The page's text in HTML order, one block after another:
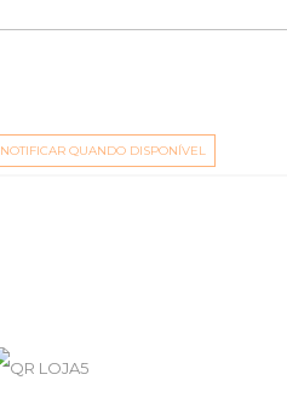
NOTIFICAR QUANDO DISPONÍVEL